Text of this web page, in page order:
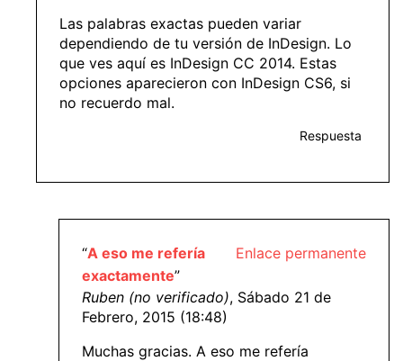
Las palabras exactas pueden variar
dependiendo de tu versión de InDesign. Lo
que ves aquí es InDesign CC 2014. Estas
opciones aparecieron con InDesign CS6, si
no recuerdo mal.
Respuesta
Enlace permanente
“A eso me refería
exactamente”
Ruben (no verificado), Sábado 21 de
Febrero, 2015 (18:48)
Muchas gracias. A eso me refería